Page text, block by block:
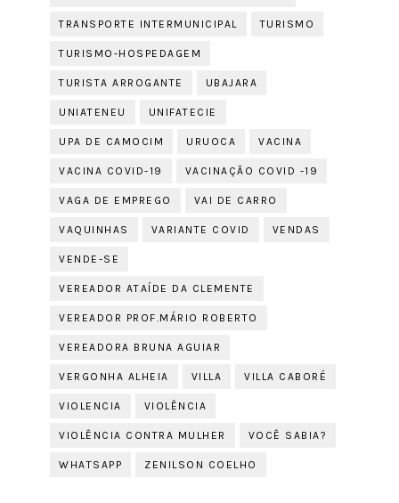
TRANSPORTE INTERMUNICIPAL TURISMO
TURISMO-HOSPEDAGEM
TURISTA ARROGANTE UBAJARA
UNIATENEU UNIFATECIE
UPA DE CAMOCIM URUOCA VACINA
VACINA COVID-19 VACINAÇÃO COVID -19
VAGA DE EMPREGO VAI DE CARRO
VAQUINHAS VARIANTE COVID VENDAS
VENDE-SE
VEREADOR ATAÍDE DA CLEMENTE
VEREADOR PROF.MÁRIO ROBERTO
VEREADORA BRUNA AGUIAR
VERGONHA ALHEIA VILLA VILLA CABORÉ
VIOLENCIA VIOLÊNCIA
VIOLÊNCIA CONTRA MULHER VOCÊ SABIA?
WHATSAPP ZENILSON COELHO